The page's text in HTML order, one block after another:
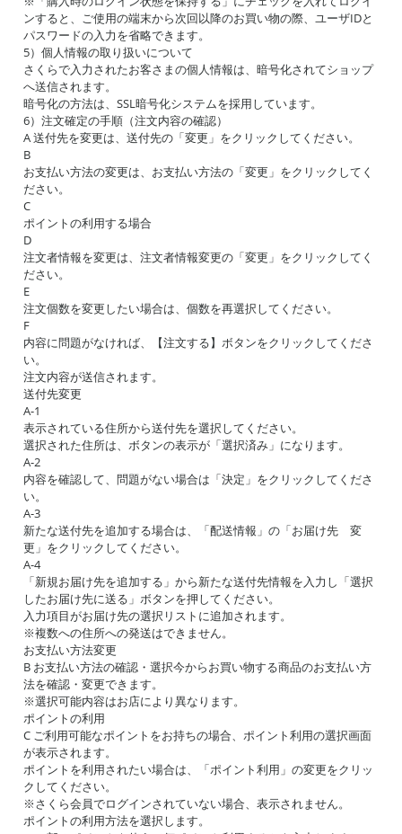
ンすると、ご使用の端末から次回以降のお買い物の際、ユーザIDと
パスワードの入力を省略できます。
5）個人情報の取り扱いについて
さくらで入力されたお客さまの個人情報は、暗号化されてショップ
へ送信されます。
暗号化の方法は、SSL暗号化システムを採用しています。
6）注文確定の手順（注文内容の確認）
A 送付先を変更は、送付先の「変更」をクリックしてください。
B
お支払い方法の変更は、お支払い方法の「変更」をクリックしてく
ださい。
C
ポイントの利用する場合
D
注文者情報を変更は、注文者情報変更の「変更」をクリックしてく
ださい。
E
注文個数を変更したい場合は、個数を再選択してください。
F
内容に問題がなければ、【注文する】ボタンをクリックしてくださ
い。
注文内容が送信されます。
送付先変更
A-1
表示されている住所から送付先を選択してください。
選択された住所は、ボタンの表示が「選択済み」になります。
A-2
内容を確認して、問題がない場合は「決定」をクリックしてくださ
い。
A-3
新たな送付先を追加する場合は、「配送情報」の「お届け先 変
更」をクリックしてください。
A-4
「新規お届け先を追加する」から新たな送付先情報を入力し「選択
したお届け先に送る」ボタンを押してください。
入力項目がお届け先の選択リストに追加されます。
※複数への住所への発送はできません。
お支払い方法変更
B お支払い方法の確認・選択今からお買い物する商品のお支払い方
法を確認・変更できます。
※選択可能内容はお店により異なります。
ポイントの利用
C ご利用可能なポイントをお持ちの場合、ポイント利用の選択画面
が表示されます。
ポイントを利用されたい場合は、「ポイント利用」の変更をクリッ
クしてください。
※さくら会員でログインされていない場合、表示されません。
ポイントの利用方法を選択します。